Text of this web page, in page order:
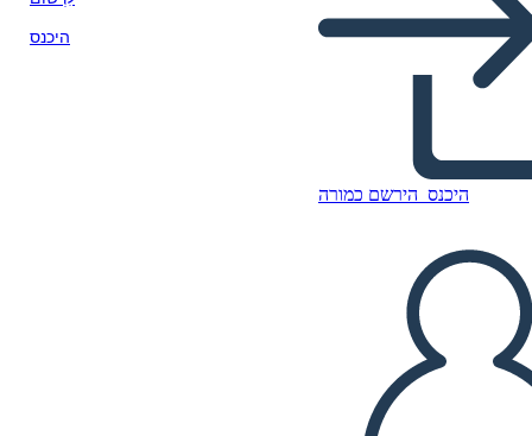
היכנס
היכנס הירשם כמורה
Elementi Letterari dei